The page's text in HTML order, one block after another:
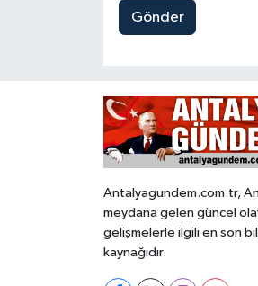
Gönder
Antalyagundem.com.tr,
meydana gelen güncel
gelişmelerle ilgili en son
kaynağıdır.